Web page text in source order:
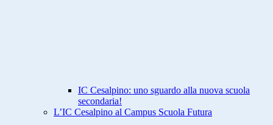
IC Cesalpino: uno sguardo alla nuova scuola
secondaria!
L’IC Cesalpino al Campus Scuola Futura